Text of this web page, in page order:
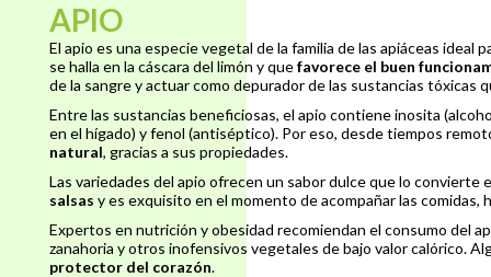
APIO
El apio es una especie vegetal de la familia de las apiáceas
se halla en la cáscara del limón y quefavorece el buen
de la sangre y actuar como depurador de las sustancias tóxicas
Entre las sustancias beneficiosas, el apio contiene inosita
en el hígado) y fenol (antiséptico). Por eso, desde tiempos
natural, gracias a sus propiedades.
Las variedades del apio ofrecen un sabor dulce que lo
salsas y es exquisito en el momento de acompañar las comidas,
Expertos en nutrición y obesidad recomiendan el consumo del
zanahoria y otros inofensivos vegetales de bajo valor calórico.
protector del corazón.